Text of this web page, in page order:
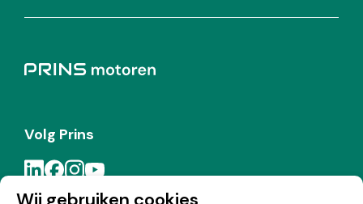
Volg Prins